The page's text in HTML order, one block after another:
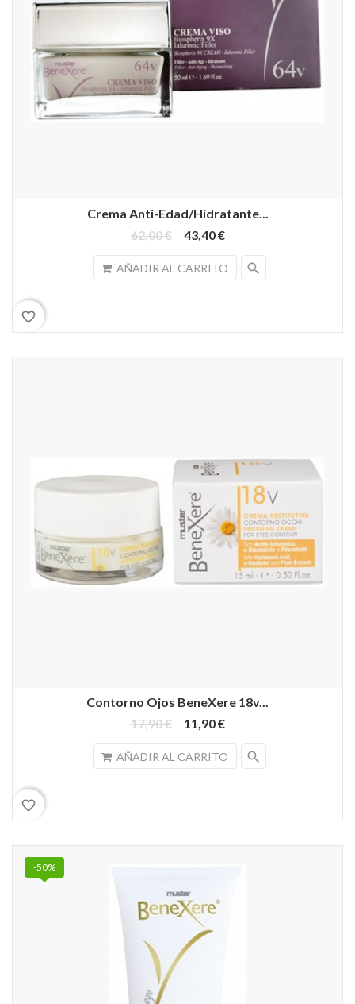
Crema Anti-Edad/Hidratante...
62,00 €
43,40 €
AÑADIR AL CARRITO search
favorite_border
Contorno Ojos BeneXere 18v...
17,90 €
11,90 €
AÑADIR AL CARRITO search
favorite_border
-50%